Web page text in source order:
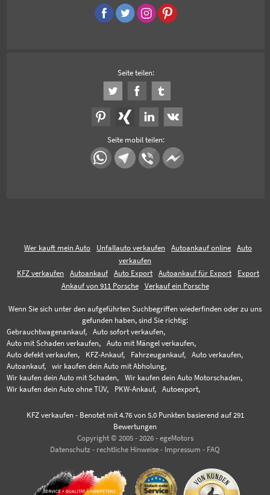
Seite teilen:
Seite mobil teilen:
Wer kauft mein Auto Unfallauto verkaufen Autoankauf online
Auto
verkaufen
KFZ verkaufen
Autoankauf Auto Export Autoankauf für Export
Export
Ankauf von 911 Porsche
Verkauf ein Porsche
Wenn Sie sich unter den aufgeführten Suchbegriffen wiederfinden oder zu uns
gefunden haben, sind Sie richtig:
Gebrauchtwagenankauf,
Auto sofort verkaufen,
Auto mit Schaden verkaufen,
Auto mit Mängel verkaufen,
Auto defekt verkaufen,
KFZ-Ankauf, Fahrzeugankauf,
Auto verkaufen,
Autoankauf,
wir kaufen dein Auto mit Abholung,
Wir kaufen dein Auto mit Schaden,
Wir kaufen dein Auto Motorschaden,
Wir kaufen dein Auto ohne TÜV,
PKW-Ankauf, Autoexport,
KFZ verkaufen- Benotet mit 4.76von 5.0 Punkten basierend auf 291
Bewertungen
Copyright © 2005 - 2026 - egeMotors
Datenschutz - rechtliche Hinweise - Impressum - FAQ